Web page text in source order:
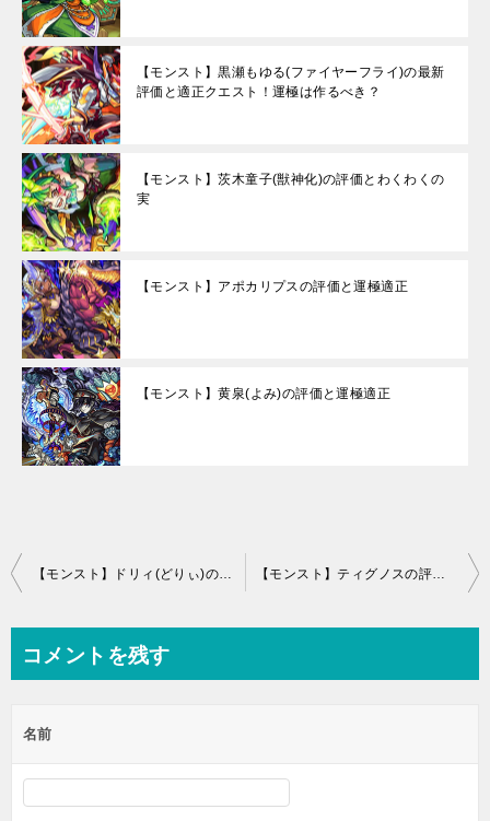
【モンスト】黒瀬もゆる(ファイヤーフライ)の最新
評価と適正クエスト！運極は作るべき？
【モンスト】茨木童子(獣神化)の評価とわくわくの
実
【モンスト】アポカリプスの評価と運極適正
【モンスト】黄泉(よみ)の評価と運極適正
投
ビ
ー
シ
【モンスト】ドリィ(どりぃ)の評価！運極は作るべき？ 【モンスト】ティグノスの評価！運極は作るべき？(ディグノス)
コメントを残す
名前